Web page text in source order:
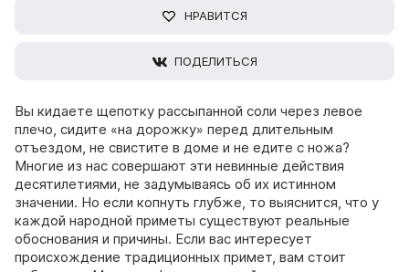
НРАВИТСЯ
ПОДЕЛИТЬСЯ
Вы кидаете щепотку рассыпанной соли через левое
плечо, сидите «на дорожку» перед длительным
отъездом, не свистите в доме и не едите с ножа?
Многие из нас совершают эти невинные действия
десятилетиями, не задумываясь об их истинном
значении. Но если копнуть глубже, то выяснится, что у
каждой народной приметы существуют реальные
обоснования и причины. Если вас интересует
происхождение традиционных примет, вам стоит